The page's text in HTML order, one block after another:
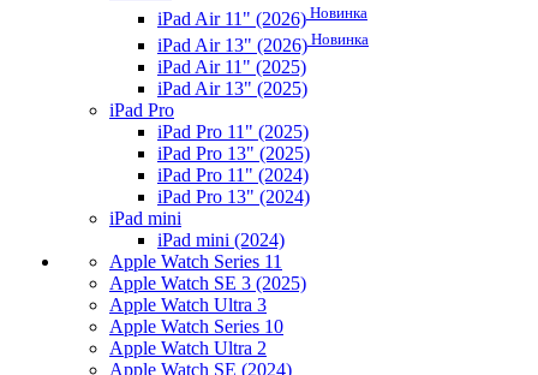
iPad Air 11" (2026) Новинка
iPad Air 13" (2026) Новинка
iPad Air 11" (2025)
iPad Air 13" (2025)
iPad Pro
iPad Pro 11" (2025)
iPad Pro 13" (2025)
iPad Pro 11" (2024)
iPad Pro 13" (2024)
iPad mini
iPad mini (2024)
Apple Watch Series 11
Apple Watch SE 3 (2025)
Apple Watch Ultra 3
Apple Watch Series 10
Apple Watch Ultra 2
Apple Watch SE (2024)